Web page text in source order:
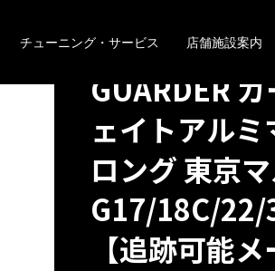
チューニング・サービス 店舗施設案内
GUARDER
ェイトアル
ロング 東京
G17/18C/22/
【追跡可能